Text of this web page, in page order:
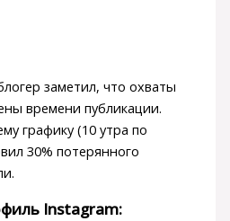
заметил, что охваты
времени публикации.
графику (10 утра по
30% потерянного
Instagram: